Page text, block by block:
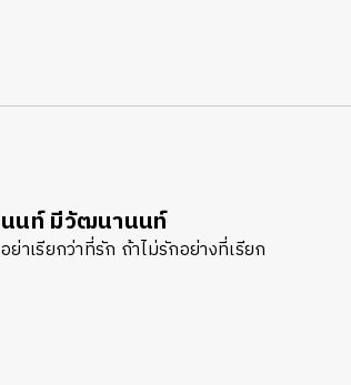
นนท์ มีวัฒนานนท์
อย่าเรียกว่าที่รัก ถ้าไม่รักอย่างที่เรียก